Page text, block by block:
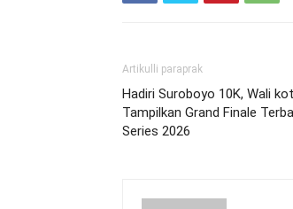
Artikulli paraprak
Hadiri Suroboyo 10K, Wali
Tampilkan Grand Finale
Series 2026